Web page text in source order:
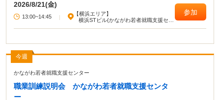
2026/8/21(金)
13:00~14:45 |
【横浜エリア】
横浜STビル(かながわ若者就職支援セン
参加
今週
かながわ若者就職支援センター
職業訓練説明会 かながわ若者就職支援センタ
ー